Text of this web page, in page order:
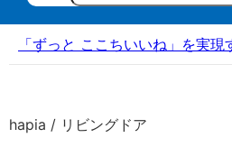
「ずっと ここちいいね」を実
hapia / リビングドア